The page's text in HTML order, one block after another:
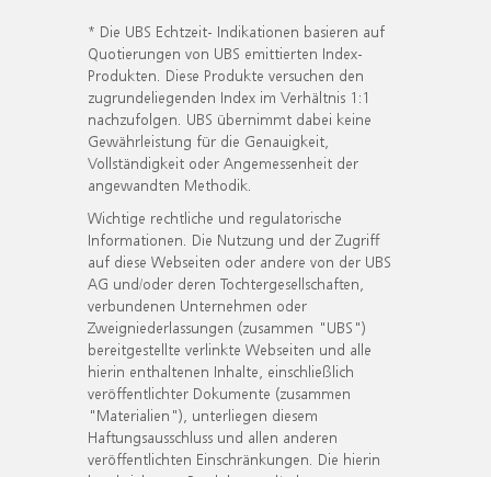
* Die UBS Echtzeit- Indikationen basieren auf
Quotierungen von UBS emittierten Index-
Produkten. Diese Produkte versuchen den
zugrundeliegenden Index im Verhältnis 1:1
nachzufolgen. UBS übernimmt dabei keine
Gewährleistung für die Genauigkeit,
Vollständigkeit oder Angemessenheit der
angewandten Methodik.
Wichtige rechtliche und regulatorische
Informationen. Die Nutzung und der Zugriff
auf diese Webseiten oder andere von der UBS
AG und/oder deren Tochtergesellschaften,
verbundenen Unternehmen oder
Zweigniederlassungen (zusammen "UBS")
bereitgestellte verlinkte Webseiten und alle
hierin enthaltenen Inhalte, einschließlich
veröffentlichter Dokumente (zusammen
"Materialien"), unterliegen diesem
Haftungsausschluss und allen anderen
veröffentlichten Einschränkungen. Die hierin